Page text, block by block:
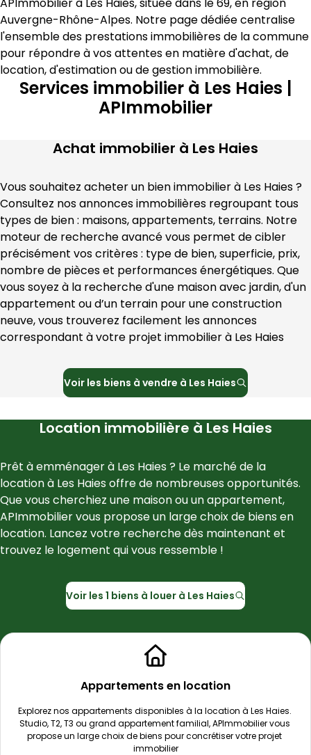
Auvergne-Rhône-Alpes. Notre page dédiée centralise
l'ensemble des prestations immobilières de la commune
pour répondre à vos attentes en matière d'achat, de
location, d'estimation ou de gestion immobilière.
Services immobilier à Les Haies |
APImmobilier
Achat immobilier à Les Haies
Vous souhaitez acheter un bien immobilier à Les Haies ?
Consultez nos annonces immobilières regroupant tous
types de bien : maisons, appartements, terrains. Notre
moteur de recherche avancé vous permet de cibler
précisément vos critères : type de bien, superficie, prix,
nombre de pièces et performances énergétiques. Que
vous soyez à la recherche d'une maison avec jardin, d'un
appartement ou d’un terrain pour une construction
neuve, vous trouverez facilement les annonces
correspondant à votre projet immobilier à Les Haies
Voir les biens à vendre à Les Haies
Location immobilière à Les Haies
Prêt à emménager à Les Haies ? Le marché de la
location à Les Haies offre de nombreuses opportunités.
APImmobilier vous propose un large choix de biens en
location. Lancez votre recherche dès maintenant et
trouvez le logement qui vous ressemble !
Voir les 1 biens à louer à Les Haies
Appartements en location
Explorez nos appartements disponibles à la location à Les Haies.
Studio, T2, T3 ou grand appartement familial, APImmobilier vous
propose un large choix de biens pour concrétiser votre projet
immobilier